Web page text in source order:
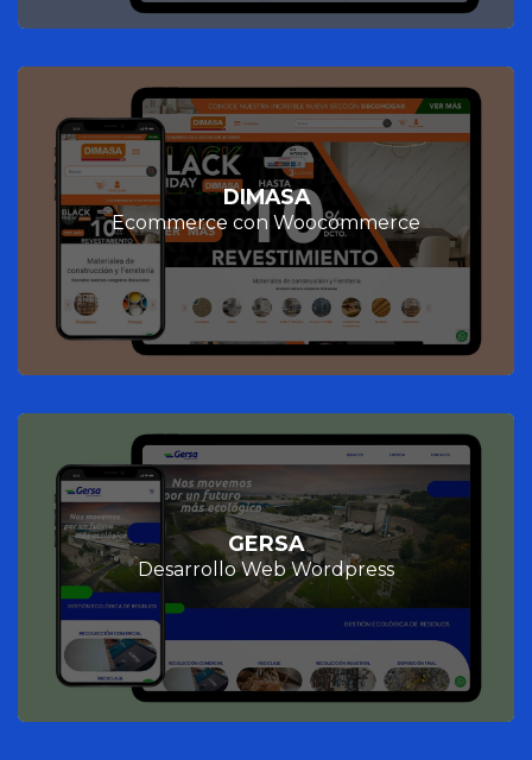
DIMASA
Ecommerce con Woocommerce
GERSA
Desarrollo Web Wordpress